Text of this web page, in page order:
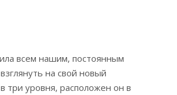
всем нашим, постоянным
на свой новый
три уровня, расположен он в